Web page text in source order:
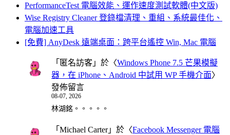
PerformanceTest 電腦效能、運作速度測試軟體(中文版)
Wise Registry Cleaner 登錄檔清理、重組、系統最佳化、
電腦加速工具
[免費] AnyDesk 遠端桌面：跨平台遙控 Win, Mac 電腦
「 匿名訪客 」於〈Windows Phone 7.5 芒果模擬
器，在 iPhone、Android 中試用 WP 手機介面〉
發佈留言
08-07, 2026
林湖銘。。。。。
「 Michael Carter」於〈Facebook Messenger 電腦